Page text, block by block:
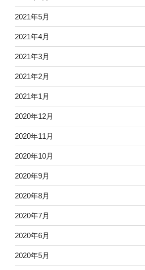
2021年5月
2021年4月
2021年3月
2021年2月
2021年1月
2020年12月
2020年11月
2020年10月
2020年9月
2020年8月
2020年7月
2020年6月
2020年5月